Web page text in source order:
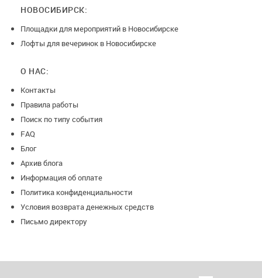
НОВОСИБИРСК:
Площадки для мероприятий в Новосибирске
Лофты для вечеринок в Новосибирске
О НАС:
Контакты
Правила работы
Поиск по типу события
FAQ
Блог
Архив блога
Информация об оплате
Политика конфиденциальности
Условия возврата денежных средств
Письмо директору